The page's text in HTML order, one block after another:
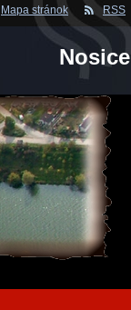
Mapa stránok RSS
Nosice